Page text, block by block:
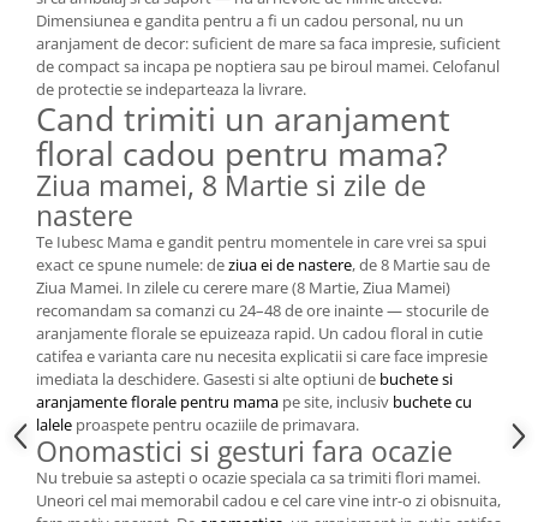
Dimensiunea e gandita pentru a fi un cadou personal, nu un
aranjament de decor: suficient de mare sa faca impresie, suficient
de compact sa incapa pe noptiera sau pe biroul mamei. Celofanul
de protectie se indeparteaza la livrare.
Cand trimiti un aranjament
floral cadou pentru mama?
Ziua mamei, 8 Martie si zile de
nastere
Te Iubesc Mama e gandit pentru momentele in care vrei sa spui
exact ce spune numele: deziua ei de nastere, de 8 Martie sau de
Ziua Mamei. In zilele cu cerere mare (8 Martie, Ziua Mamei)
recomandam sa comanzi cu 24–48 de ore inainte — stocurile de
aranjamente florale se epuizeaza rapid. Un cadou floral in cutie
catifea e varianta care nu necesita explicatii si care face impresie
imediata la deschidere. Gasesti si alte optiuni de buchete si
aranjamente florale pentru mama pe site, inclusiv buchete cu
lalele proaspete pentru ocaziile de primavara.
Onomastici si gesturi fara ocazie
Nu trebuie sa astepti o ocazie speciala ca sa trimiti flori mamei.
Uneori cel mai memorabil cadou e cel care vine intr-o zi obisnuita,